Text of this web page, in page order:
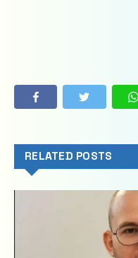
RELATED POSTS